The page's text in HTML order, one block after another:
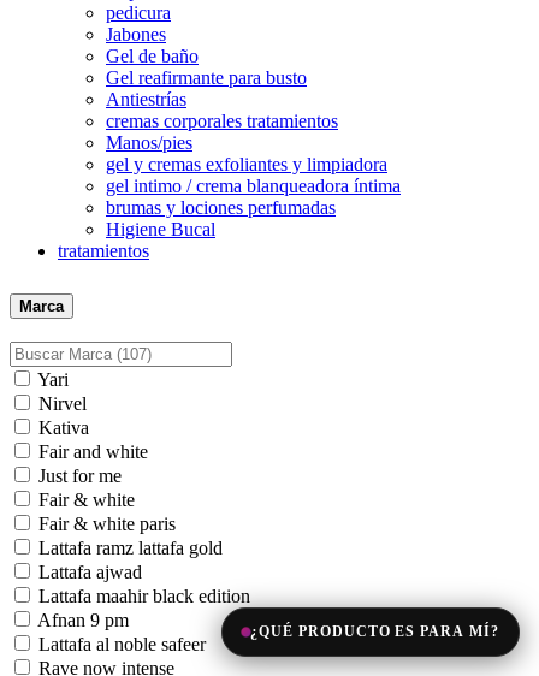
pedicura
Jabones
Gel de baño
Gel reafirmante para busto
Antiestrías
cremas corporales tratamientos
Manos/pies
gel y cremas exfoliantes y limpiadora
gel intimo / crema blanqueadora íntima
brumas y lociones perfumadas
Higiene Bucal
tratamientos
Marca
Yari
Nirvel
Kativa
Fair and white
Just for me
Fair & white
Fair & white paris
Lattafa ramz lattafa gold
Lattafa ajwad
Lattafa maahir black edition
Afnan 9 pm
Lattafa al noble safeer
Rave now intense
¿QUÉ PRODUCTO ES PARA MÍ?